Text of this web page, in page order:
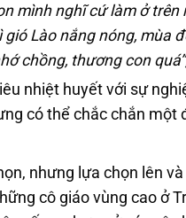
mình nghĩ cứ làm ở
Lào nắng nóng, mùa
chồng, thương con
nhiệt huyết với sự
có thể chắc chắn một
nhưng lựa chọn lên
cô giáo vùng cao ở